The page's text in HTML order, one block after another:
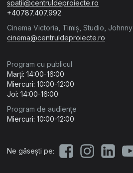
spatii@centruldeproiecte.ro
+40787.407.992
Cinema Victoria, Timiș, Studio, Johnny
cinema@centruldeproiecte.ro
Program cu publicul
Marți: 14:00-16:00
Miercuri: 10:00-12:00
Joi: 14:00-16:00
Program de audiențe
Miercuri: 10:00-12:00
Ne găsești pe: